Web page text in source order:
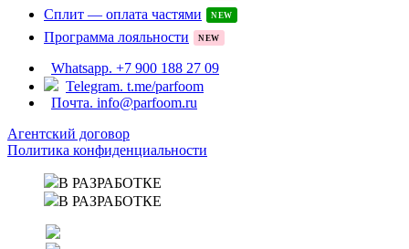
Сплит — оплата частями NEW
Программа лояльности NEW
Whatsapp. +7 900 188 27 09
Telegram. t.me/parfoom
Почта. info@parfoom.ru
Агентский договор
Политика конфиденциальности
В РАЗРАБОТКЕ
В РАЗРАБОТКЕ